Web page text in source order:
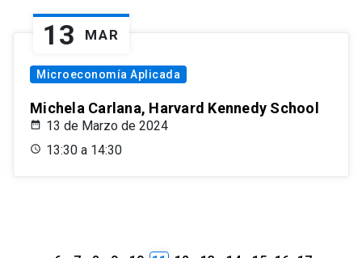
13 MAR
Microeconomía Aplicada
Michela Carlana, Harvard Kennedy School
13 de Marzo de 2024
13:30 a 14:30